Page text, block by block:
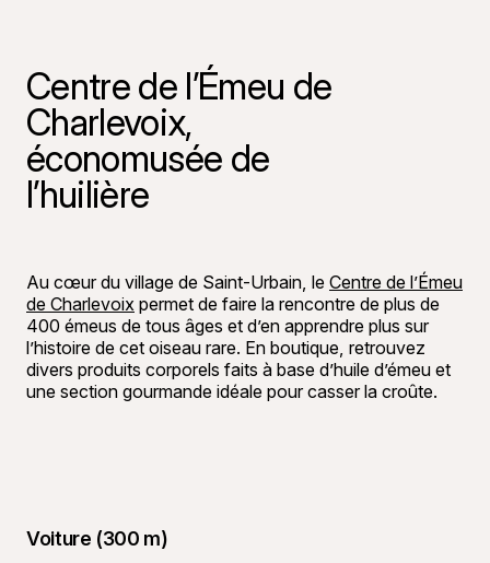
Centre de l’Émeu de
Charlevoix,
économusée de
l’huilière
Au cœur du village de Saint-Urbain, le Centre de l’Émeu
de Charlevoix permet de faire la rencontre de plus de
400 émeus de tous âges et d’en apprendre plus sur
l’histoire de cet oiseau rare. En boutique, retrouvez
divers produits corporels faits à base d’huile d’émeu et
une section gourmande idéale pour casser la croûte.
Voiture (300 m)